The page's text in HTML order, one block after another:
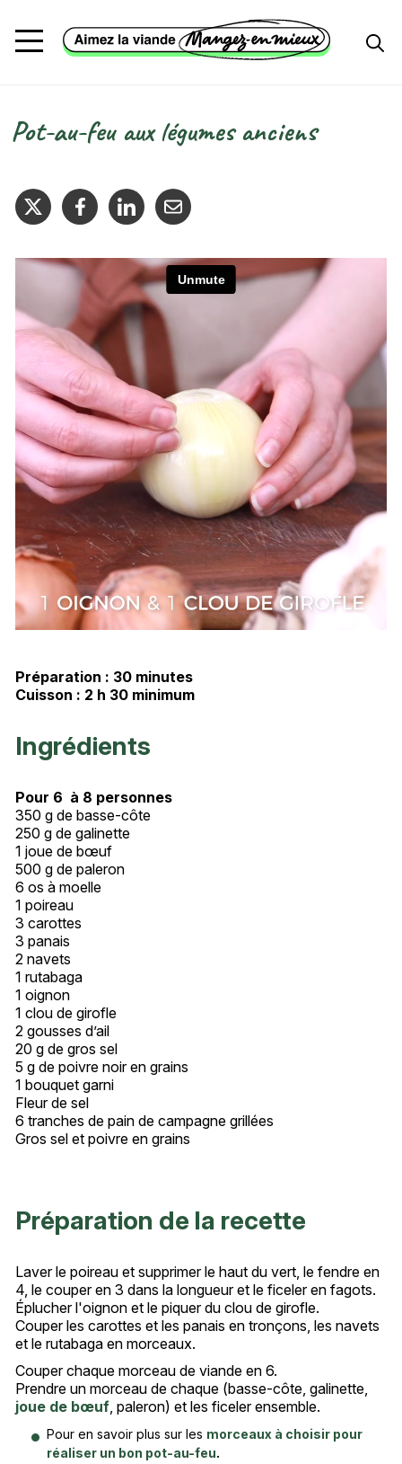
Fil d'Ariane
Pot-au-feu aux légumes anciens
Préparation : 30 minutes
Cuisson : 2 h 30 minimum
Ingrédients
Pour 6 à 8 personnes
350 g de basse-côte
250 g de galinette
1 joue de bœuf
500 g de paleron
6 os à moelle
1 poireau
3 carottes
3 panais
2 navets
1 rutabaga
1 oignon
1 clou de girofle
2 gousses d’ail
20 g de gros sel
5 g de poivre noir en grains
1 bouquet garni
Fleur de sel
6 tranches de pain de campagne grillées
Gros sel et poivre en grains
Préparation de la recette
Laver le poireau et supprimer le haut du vert, le fendre en
4, le couper en 3 dans la longueur et le ficeler en fagots.
Éplucher l'oignon et le piquer du clou de girofle.
Couper les carottes et les panais en tronçons, les navets
et le rutabaga en morceaux.
Couper chaque morceau de viande en 6.
Prendre un morceau de chaque (basse-côte, galinette,
joue de bœuf, paleron) et les ficeler ensemble.
Pour en savoir plus sur les morceaux à choisir pour
réaliser un bon pot-au-feu.